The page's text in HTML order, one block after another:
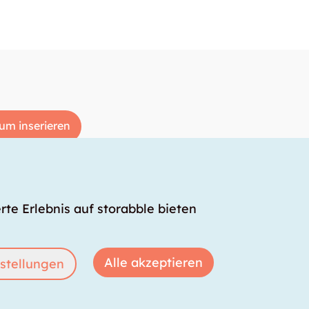
inserieren
Erlebnis auf storabble bieten
Alle akzeptieren